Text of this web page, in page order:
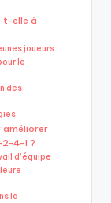
t-elle à
joueurs
le
des
améliorer
4-1 ?
d’équipe
la